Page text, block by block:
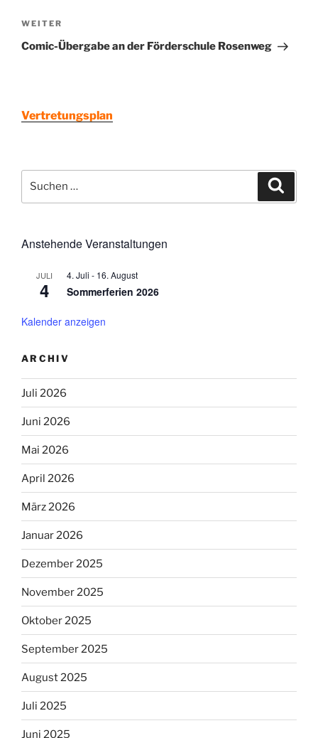
Nächster
Beitrag
WEITER
Comic-Übergabe an der Förderschule Rosenweg
Vertretungsplan
nach:
Anstehende Veranstaltungen
JULI
4
4. Juli - 16. August
Sommerferien 2026
Kalender anzeigen
ARCHIV
Juli 2026
Juni 2026
Mai 2026
April 2026
März 2026
Januar 2026
Dezember 2025
November 2025
Oktober 2025
September 2025
August 2025
Juli 2025
Juni 2025